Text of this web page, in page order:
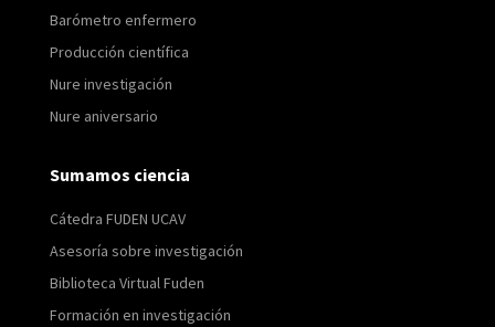
Barómetro enfermero
Producción científica
Nure investigación
Nure aniversario
Sumamos ciencia
Cátedra FUDEN UCAV
Asesoría sobre investigación
Biblioteca Virtual Fuden
Formación en investigación